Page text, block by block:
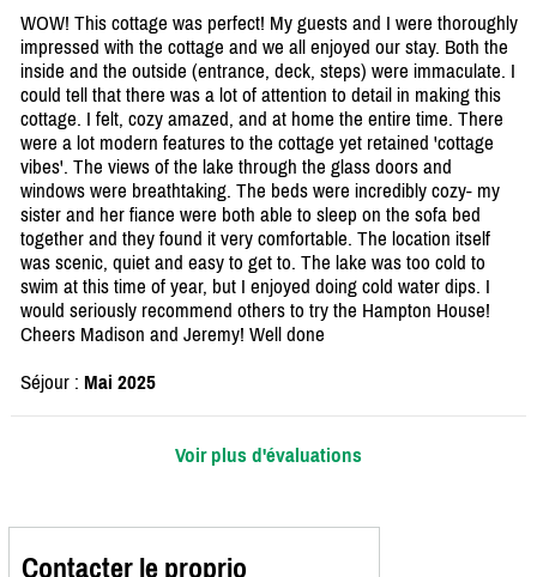
WOW! This cottage was perfect! My guests and I were thoroughly
impressed with the cottage and we all enjoyed our stay. Both the
inside and the outside (entrance, deck, steps) were immaculate. I
could tell that there was a lot of attention to detail in making this
cottage. I felt, cozy amazed, and at home the entire time. There
were a lot modern features to the cottage yet retained 'cottage
vibes'. The views of the lake through the glass doors and
windows were breathtaking. The beds were incredibly cozy- my
sister and her fiance were both able to sleep on the sofa bed
together and they found it very comfortable. The location itself
was scenic, quiet and easy to get to. The lake was too cold to
swim at this time of year, but I enjoyed doing cold water dips. I
would seriously recommend others to try the Hampton House!
Cheers Madison and Jeremy! Well done
Séjour : Mai 2025
Voir plus d'évaluations
Contacter le proprio